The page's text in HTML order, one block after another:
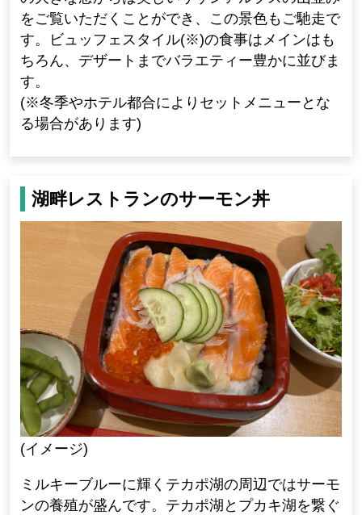
をご覧いただくことができ、この景色もご馳走で
す。ビュッフェスタイル(※)の食事はメインはも
ちろん、デザートまでバラエティー豊かに並びま
す。
(※冬季やホテル都合によりセットメニューとな
る場合があります)
湖畔レストランのサーモン丼
(イメージ)
ミルキーブルーに輝くテカポ湖の周辺ではサーモ
ンの養殖が盛んです。テカポ湖とプカキ湖を繋ぐ